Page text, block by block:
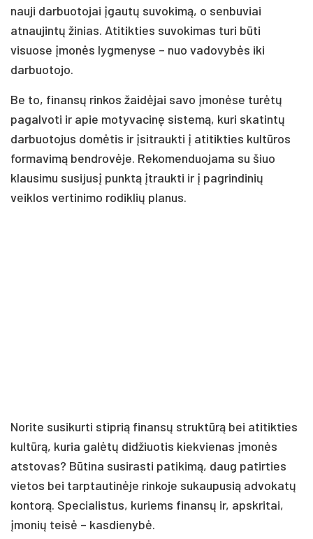
nauji darbuotojai įgautų suvokimą, o senbuviai
atnaujintų žinias. Atitikties suvokimas turi būti
visuose įmonės lygmenyse – nuo vadovybės iki
darbuotojo.
Be to, finansų rinkos žaidėjai savo įmonėse turėtų
pagalvoti ir apie motyvacinę sistemą, kuri skatintų
darbuotojus domėtis ir įsitraukti į atitikties kultūros
formavimą bendrovėje. Rekomenduojama su šiuo
klausimu susijusį punktą įtraukti ir į pagrindinių
veiklos vertinimo rodiklių planus.
Norite susikurti stiprią finansų struktūrą bei atitikties
kultūrą, kuria galėtų didžiuotis kiekvienas įmonės
atstovas? Būtina susirasti patikimą, daug patirties
vietos bei tarptautinėje rinkoje sukaupusią advokatų
kontorą. Specialistus, kuriems finansų ir, apskritai,
įmonių teisė – kasdienybė.